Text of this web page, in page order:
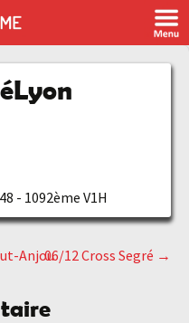
- 1092ème V1H
Anjou06/12 Cross Segré →